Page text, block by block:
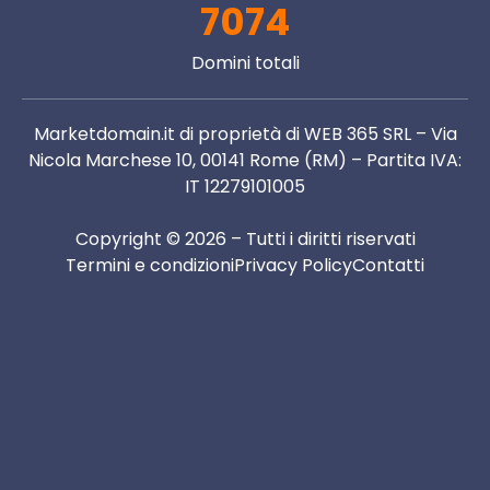
7074
Domini totali
Marketdomain.it di proprietà di WEB 365 SRL – Via
Nicola Marchese 10, 00141 Rome (RM) – Partita IVA:
IT 12279101005
Copyright © 2026 – Tutti i diritti riservati
Termini e condizioniPrivacy PolicyContatti